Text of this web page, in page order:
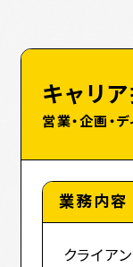
IT
お
会社を
キャリ
営業・企画・
業務内容
クライア